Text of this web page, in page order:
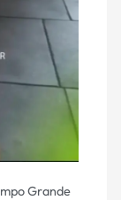
Grande